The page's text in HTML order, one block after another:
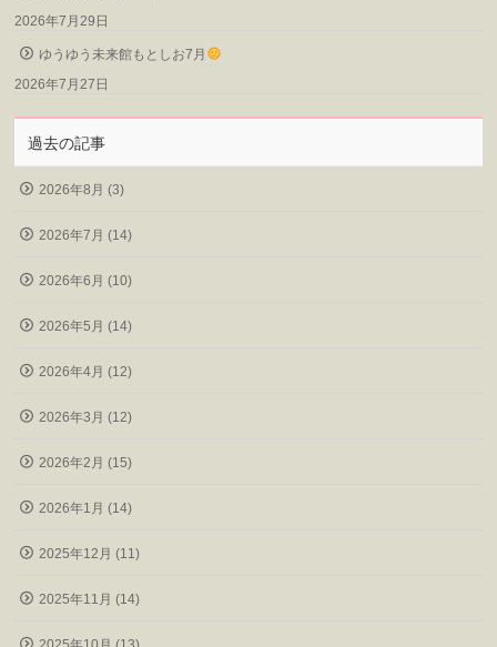
2026年7月29日
ゆうゆう未来館もとしお7月
2026年7月27日
過去の記事
2026年8月 (3)
2026年7月 (14)
2026年6月 (10)
2026年5月 (14)
2026年4月 (12)
2026年3月 (12)
2026年2月 (15)
2026年1月 (14)
2025年12月 (11)
2025年11月 (14)